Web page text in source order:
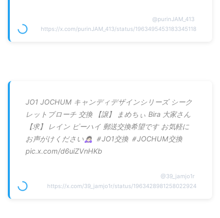
@purinJAM_413
https://x.com/purinJAM_413/status/1963495453183345118
JO1 JOCHUM キャンディデザインシリーズ シーク
レットブローチ 交換 【譲】 まめちぃ Bira 大家さん
【求】 レイン ピーハイ 郵送交換希望です お気軽に
お声がけください🙇🏻‍♀️ ＃JO1交換 ＃JOCHUM交換
pic.x.com/d6uiZVnHKb
@39_jamjo1r
https://x.com/39_jamjo1r/status/1963428981258022924